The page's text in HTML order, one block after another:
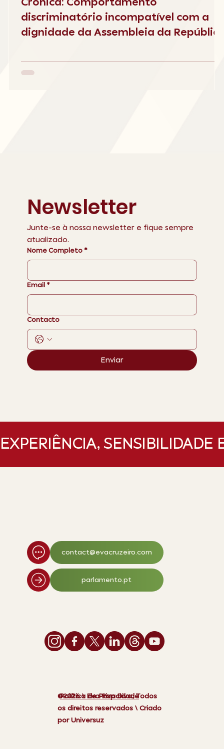
discriminatório incompatível com a
dignidade da Assembleia da
Newsletter
Junte-se à nossa newsletter e fique sempre
atualizado.
Nome Completo *
Email *
Contacto
Enviar
EXPERIÊNCIA,
contact@evacruzeiro.com
parlamento.pt
©2026 \ Eva Rap Diva, Todos
os direitos reservados \ Criado
por Universuz
Política de Privacidade